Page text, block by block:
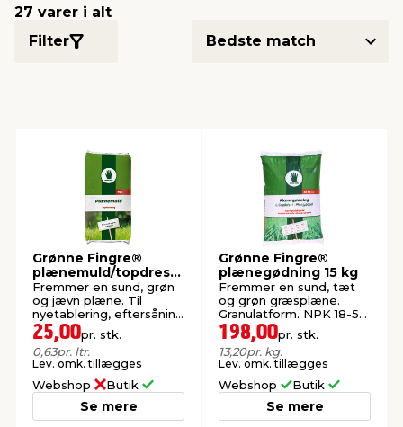
& ukrudt
& persienner
& standere
& syltning
kloak
& spande
underholdning
27 varer i alt
Filter
Grønne Fingre®
plænemuld/topdressi
ng 40 liter
Fremmer en sund, grøn
og jævn plæne. Til
nyetablering, eftersåning
og udjævning af plæne.
25,00pr. stk.
0,63pr. ltr.
Lev. omk. tillægges
Webshop Butik
Se mere
Grønne Fingre®
plænegødning 15 kg
Fremmer en sund, tæt
og grøn græsplæne.
Granulatform. NPK 18-5-
11. Rækker til ca. 900 m².
198,00pr. stk.
13,20pr. kg.
Lev. omk. tillægges
Webshop Butik
Se mere